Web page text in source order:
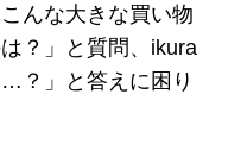
んな大きな買い物
？」と質問、ikura
？」と答えに困り